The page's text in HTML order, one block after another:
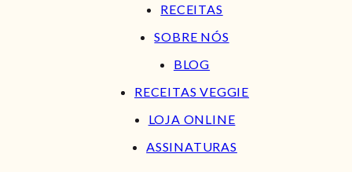
RECEITAS
SOBRE NÓS
BLOG
RECEITAS VEGGIE
LOJA ONLINE
ASSINATURAS